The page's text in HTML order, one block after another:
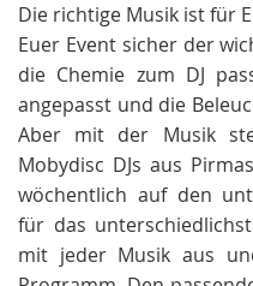
Die richtige Musik ist für
Euer Event sicher der
die Chemie zum DJ
angepasst und die
Aber mit der Musik
Mobydisc DJs aus
wöchentlich auf den
für das
mit jeder Musik aus